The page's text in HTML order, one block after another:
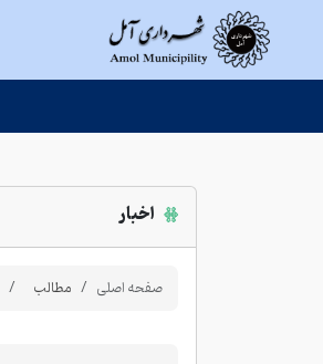
اخبار
صفحه اصلی مطالب